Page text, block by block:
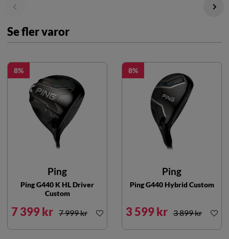
Se fler varor
8
Ping
Ping G440 K HL Driver
Custom
7 399 kr 7 999 kr
8
Ping
Ping G440 Hybrid Custom
3 599 kr 3 899 kr